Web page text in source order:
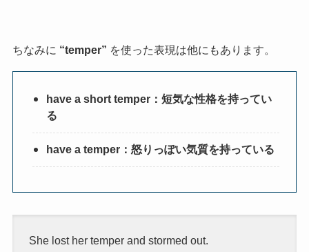
ちなみに “temper” を使った表現は他にもあります。
have a short temper：短気な性格を持ってい
る
have a temper：怒りっぽい気質を持っている
She lost her temper and stormed out.